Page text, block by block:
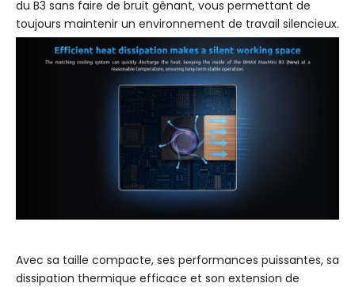
du B3 sans faire de bruit gênant, vous permettant de
toujours maintenir un environnement de travail silencieux.
Avec sa taille compacte, ses performances puissantes, sa
dissipation thermique efficace et son extension de